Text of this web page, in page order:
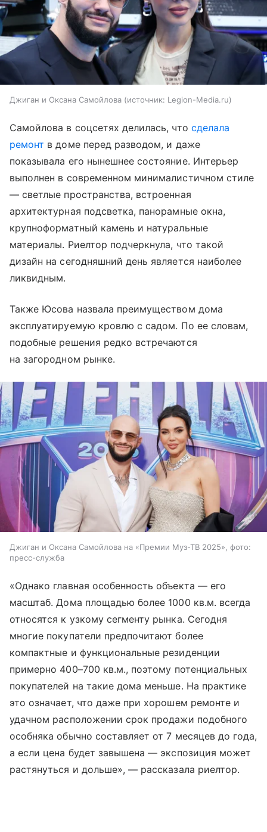
Джиган и Оксана Самойлова источник: Legion-Media.ru
Самойлова в соцсетях делилась, что сделала
ремонт в доме перед разводом, и даже
показывала его нынешнее состояние. Интерьер
выполнен в современном минималистичном стиле
— светлые пространства, встроенная
архитектурная подсветка, панорамные окна,
крупноформатный камень и натуральные
материалы. Риелтор подчеркнула, что такой
дизайн на сегодняшний день является наиболее
ликвидным.
Также Юсова назвала преимуществом дома
эксплуатируемую кровлю с садом. По ее словам,
подобные решения редко встречаются
на загородном рынке.
Джиган и Оксана Самойлова на «Премии Муз-ТВ 2025», фото:
пресс-служба
«Однако главная особенность объекта — его
масштаб. Дома площадью более 1000 кв.м. всегда
относятся к узкому сегменту рынка. Сегодня
многие покупатели предпочитают более
компактные и функциональные резиденции
примерно 400–700 кв.м., поэтому потенциальных
покупателей на такие дома меньше. На практике
это означает, что даже при хорошем ремонте и
удачном расположении срок продажи подобного
особняка обычно составляет от 7 месяцев до года,
а если цена будет завышена — экспозиция может
растянуться и дольше», — рассказала риелтор.